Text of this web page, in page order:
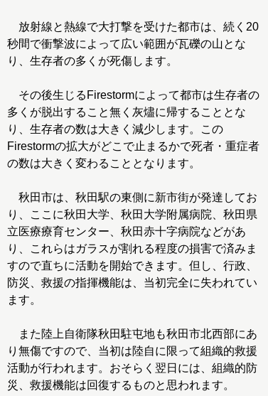
放射線と熱線で大打撃を受けた都市は、続く20
秒間で衝撃波によって広い範囲が瓦礫の山とな
り、生存者の多くが死傷します。
その後生じるFirestormによって都市は生存者の
多くが脱出すること無く灰燼に帰することとな
り、生存者の数は大きく減少します。この
Firestormの拡大がどこで止まるかで死者・重症者
の数は大きく変わることとなります。
秋田市は、秋田駅の東側に新市街が発達してお
り、ここに秋田大学、秋田大学附属病院、秋田県
立医療療育センター、秋田赤十字病院などがあ
り、これらはガラスが割れる程度の損害で済みま
すので直ちに活動を開始できます。但し、行政、
防災、救援の指揮機能は、当初完全に失われてい
ます。
また陸上自衛隊秋田駐屯地も秋田市北西部にあ
り無傷ですので、当初は陸自に限って組織的救援
活動が行われます。おそらく翌日には、組織的防
災、救援機能は回復するものと思われます。